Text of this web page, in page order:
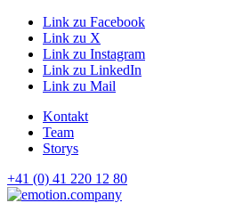
Link zu Facebook
Link zu X
Link zu Instagram
Link zu LinkedIn
Link zu Mail
Kontakt
Team
Storys
+41 (0) 41 220 12 80